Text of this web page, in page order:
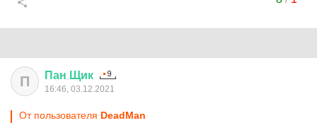
П Пан Щик
16:46, 03.12.2021
От пользователя DeadMan